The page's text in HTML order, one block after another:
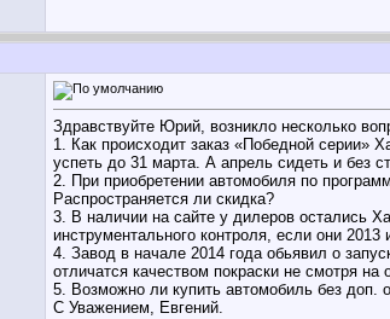
Здравствуйте Юрий, возникло несколько
1. Как происходит заказ «Победной серии»
успеть до 31 марта. А апрель сидеть и без
2. При приобретении автомобиля по
Распространяется ли скидка?
3. В наличии на сайте у дилеров остались
инструментального контроля, если они 2013
4. Завод в начале 2014 года обьявил о
отличатся качеством покраски не смотря
5. Возможно ли купить автомобиль без доп.
С Уважением, Евгений.